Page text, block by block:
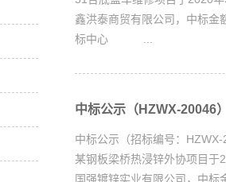
鑫洪泰商贸有限公司，中标金
标中心 ...
中标公示（HZWX-20046）
中标公示（招标编号：
某钢板梁桥热浸锌外协项目于
国强镀锌实业有限公司，中